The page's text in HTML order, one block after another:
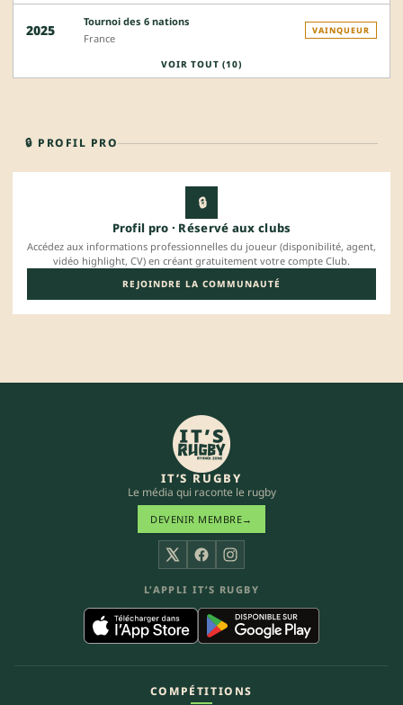
2025
Tournoi des 6 nations
France
VAINQUEUR
VOIR TOUT (10)
🔒 PROFIL PRO
🔒
Profil pro · Réservé aux clubs
Accédez aux informations professionnelles du joueur (disponibilité, agent,
vidéo highlight, CV) en créant gratuitement votre compte Club.
REJOINDRE LA COMMUNAUTÉ
IT’S RUGBY
Le média qui raconte le rugby
DEVENIR MEMBRE→
X FacebookInstagram
L’APPLI IT’S RUGBY
COMPÉTITIONS